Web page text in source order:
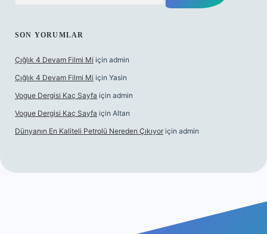
SON YORUMLAR
Çığlık 4 Devam Filmi Mi için admin
Çığlık 4 Devam Filmi Mi için Yasin
Vogue Dergisi Kaç Sayfa için admin
Vogue Dergisi Kaç Sayfa için Altan
Dünyanın En Kaliteli Petrolü Nereden Çıkıyor için admin